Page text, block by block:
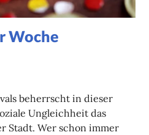
Woche
beherrscht in dieser
Ungleichheit das
Stadt. Wer schon immer